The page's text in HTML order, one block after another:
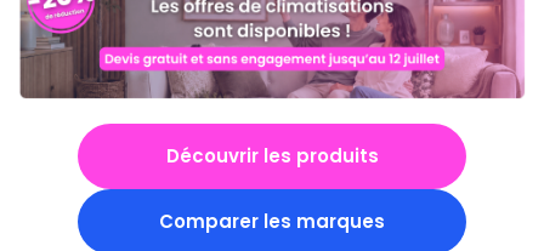
Découvrir les produits
Comparer les marques